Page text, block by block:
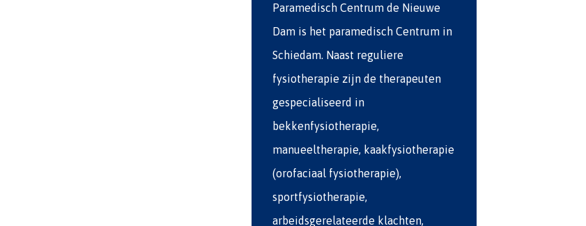
Paramedisch Centrum de Nieuwe
Dam is het paramedisch Centrum in
Schiedam. Naast reguliere
fysiotherapie zijn de therapeuten
gespecialiseerd in
bekkenfysiotherapie,
manueeltherapie, kaakfysiotherapie
(orofaciaal fysiotherapie),
sportfysiotherapie,
arbeidsgerelateerde klachten,